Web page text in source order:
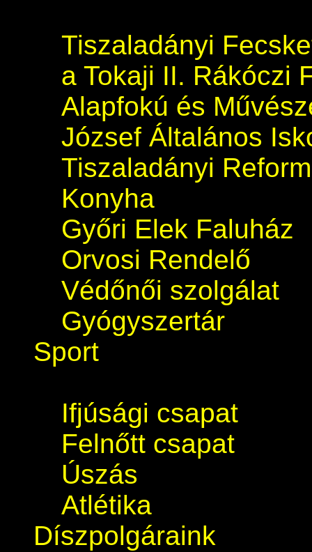
Tiszaladányi
a Tokaji II. Rákóczi
Alapfokú és
József Általános
Tiszaladányi
Konyha
Győri Elek Faluház
Orvosi Rendelő
Védőnői szolgálat
Gyógyszertár
Sport
Ifjúsági csapat
Felnőtt csapat
Úszás
Atlétika
Díszpolgáraink